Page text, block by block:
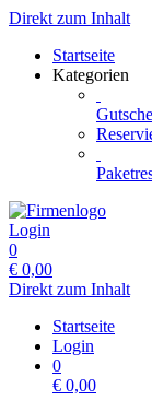
Direkt zum Inhalt
Startseite
Kategorien
Login
0
€ 0,00
Direkt zum Inhalt
Startseite
Login
0
€ 0,00